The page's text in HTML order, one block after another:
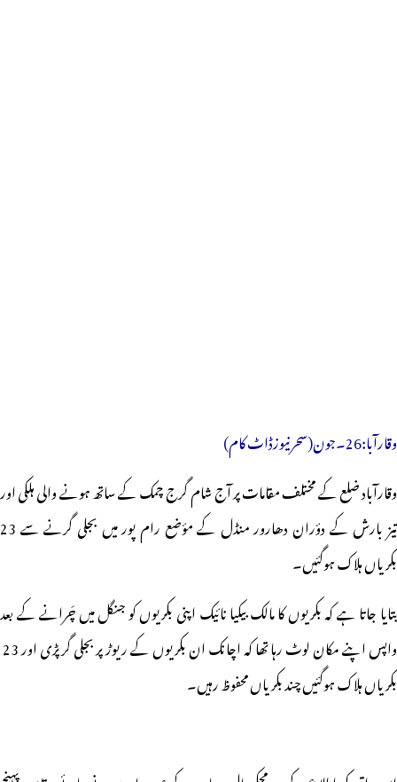
وقارآبا:26۔جون(سحرنیوزڈاٹ کام)
وقارآباد ضلع کے مختلف مقامات پر آج شام گرج چمک کے ساتھ ہونے والی ہلکی اور
تیز بارش کے دؤران دھارور منڈل کے مؤضع رام پور میں بجلی گرنے سے 23
بکریاں ہلاک ہوگئیں۔
بتایا جاتا ہے کہ بکریوں کا مالک بیکیا نائیک اپنی بکریوں کو جنگل میں چَرانے کے بعد
بکریاں ہلاک ہوگئیں چند بکریاں محفوظ رہیں۔